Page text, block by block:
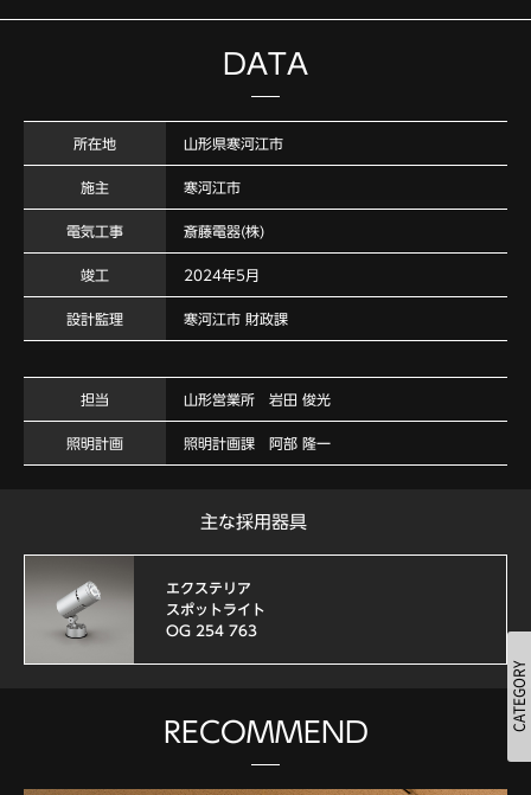
DATA
所在地 山形県寒河江市
施主 寒河江市
電気工事 斎藤電器(株)
竣工 2024年5月
設計監理 寒河江市 財政課
担当 山形営業所 岩田 俊光
照明計画 照明計画課 阿部 隆一
主な採用器具
エクステリア
スポットライト
OG 254 763
RECOMMEND